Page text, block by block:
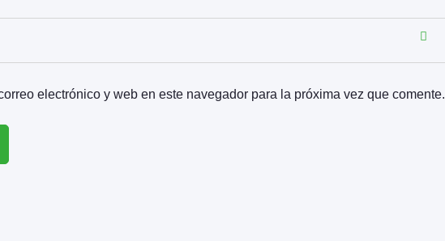
electrónico y web en este navegador para la próxima vez que comente.